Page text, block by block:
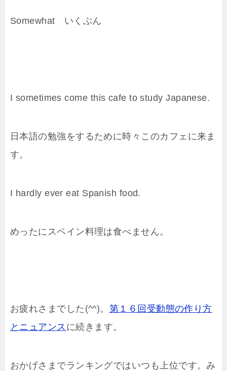
Somewhat いくぶん
I sometimes come this cafe to study Japanese.
日本語の勉強をするために時々このカフェに来ま
す。
I hardly ever eat Spanish food.
めったにスペイン料理は食べません。
お疲れさまでした(^^)。 第１６回受動態の作り方
とニュアンス に続きます。
おかげさまでランキングではいつも上位です。み